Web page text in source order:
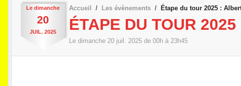
Le dimanche
20
JUIL. 2025
Accueil Les évènements Étape du tour 2025 :
ÉTAPE DU TOUR
Le dimanche 20 juil. 2025 de 00h à 23h45